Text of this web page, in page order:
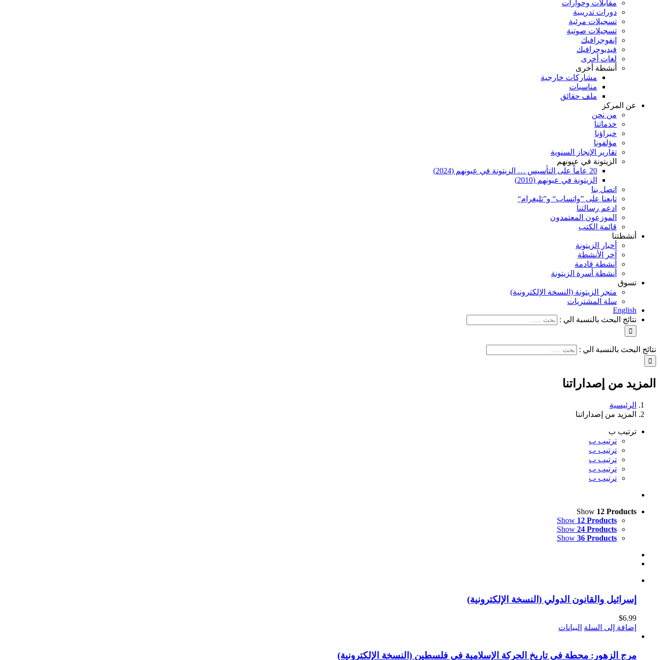
مقابلات وحوارات
دورات تدريبية
تسجيلات مرئية
تسجيلات صوتية
إنفوجرافيك
فيديوجرافيك
لغات أخرى
أنشطة أخرى
مشاركات خارجية
مناسبات
ملف حقائق
عن المركز
من نحن
خدماتنا
خبراؤنا
مؤلفونا
تقارير الإنجاز السنوية
الزيتونة في عيونهم
20 عاماً على التأسيس … الزيتونة في عيونهم (2024)
الزيتونة في عيونهم (2010)
اتصل بنا
تابعنا على ”واتساب“ و”تليغرام“
ادعم رسالتنا
الموزعون المعتمدون
قائمة الكتب
أنشطتنا
أخبار الزيتونة
آخر الأنشطة
أنشطة قادمة
أنشطة أسرة الزيتونة
تسوق
متجر الزيتونة (النسخة الإلكترونية)
سلة المشتريات
English
نتائج البحث بالنسبة الي :
نتائج البحث بالنسبة الي :
المزيد من إصداراتنا
الرئيسية
المزيد من إصداراتنا
ترتيب ب
ترتيب ب
ترتيب ب
ترتيب ب
ترتيب ب
ترتيب ب
Show 12 Products
Show 12 Products
Show 24 Products
Show 36 Products
إسرائيل والقانون الدولي (النسخة الإلكترونية)
$6.99
إضافة إلى السلة البيانات
مرج الزهور: محطة في تاريخ الحركة الإسلامية في فلسطين (النسخة الإلكترونية)